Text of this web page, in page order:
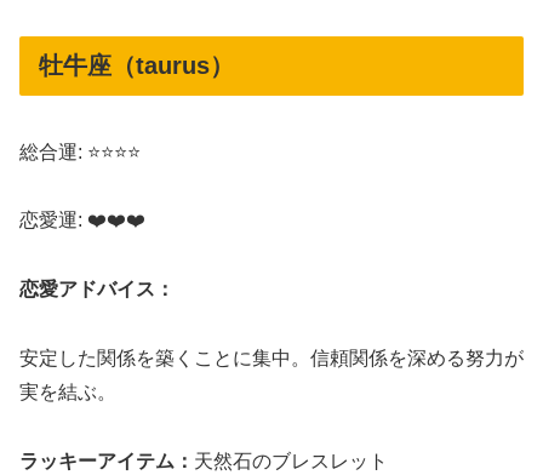
牡牛座（taurus）
総合運: ⭐⭐⭐⭐
恋愛運: ❤️❤️❤️
恋愛アドバイス：
安定した関係を築くことに集中。信頼関係を深める努力が
実を結ぶ。
ラッキーアイテム： 天然石のブレスレット